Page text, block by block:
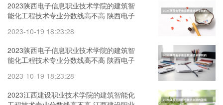
2023陕西电子信息职业技术学院的建筑智
能化工程技术专业分数线高不高 陕西电子
业历年分数线参考表单
2023-10-19 18:23:28
2023陕西电子信息职业技术学院的建筑智
能化工程技术专业分数线高不高 陕西电子
业历年分数线参考表单
2023-10-19 18:23:28
2023江西建设职业技术学院的建筑智能化